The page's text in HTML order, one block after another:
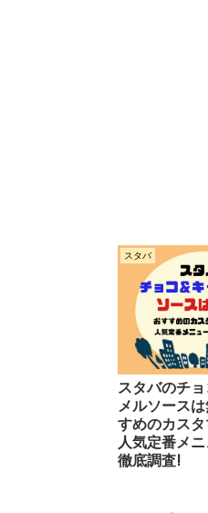
スタバ
スタバのチ
メルソース
すめのカス
人気定番メ
徹底調査!